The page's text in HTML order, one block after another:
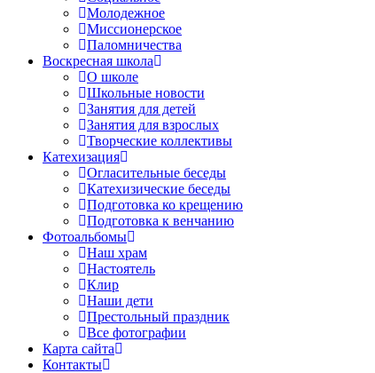
Молодежное
Миссионерское
Паломничества
Воскресная школа
О школе
Школьные новости
Занятия для детей
Занятия для взрослых
Творческие коллективы
Катехизация
Огласительные беседы
Катехизические беседы
Подготовка ко крещению
Подготовка к венчанию
Фотоальбомы
Наш храм
Настоятель
Клир
Наши дети
Престольный праздник
Все фотографии
Карта сайта
Контакты